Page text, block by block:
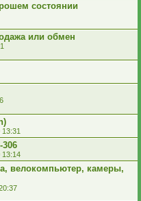
состоянии
или обмен
13:31
13:14
велокомпьютер, камеры,